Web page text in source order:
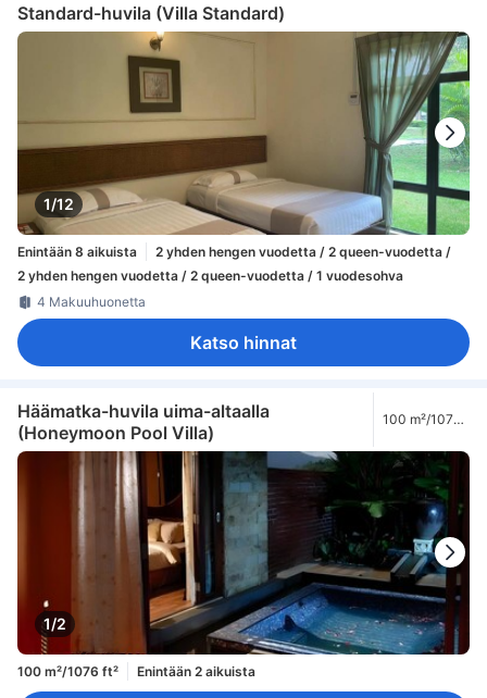
Standard-huvila (Villa Standard)
1/12
Enintään 8 aikuista
2 yhden hengen vuodetta / 2 queen-vuodetta /
2 yhden hengen vuodetta / 2 queen-vuodetta / 1 vuodesohva
4 Makuuhuonetta
Katso hinnat
Häämatka-huvila uima-altaalla
(Honeymoon Pool Villa)
100 m²/1076
1/2
100 m²/1076 ft² Enintään 2 aikuista